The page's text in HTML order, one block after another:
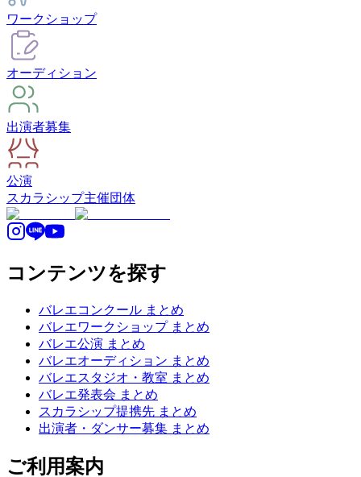
ワークショップ
オーディション
出演者募集
公演
スカラシップ主催団体
コンテンツを探す
バレエコンクール まとめ
バレエワークショップ まとめ
バレエ公演 まとめ
バレエオーディション まとめ
バレエスタジオ・教室 まとめ
バレエ発表会 まとめ
スカラシップ提携先 まとめ
出演者・ダンサー募集 まとめ
ご利用案内